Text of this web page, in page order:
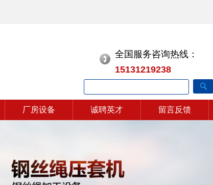
全国服务咨询热线：
15131219238
厂房设备 诚聘英才 留言反馈